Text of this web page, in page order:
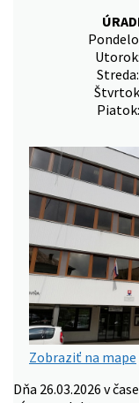
Zobraziť na mape
Dňa 26.03.2026 v